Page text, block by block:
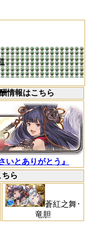
情報はこちら
いとありがとう』
ら
蒼紅之舞･
竜胆